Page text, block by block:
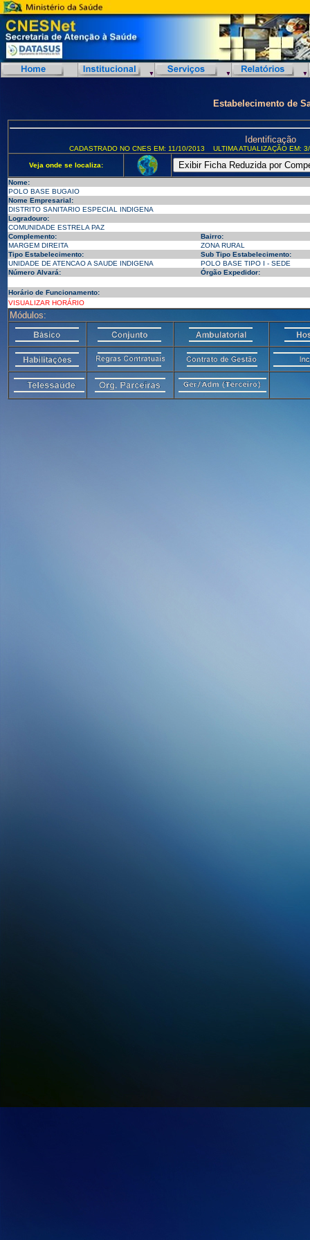
Estabelecimento de
Identificação
CADASTRADO NO CNES EM: 11/10/2013 ULTIMA ATUALIZAÇÃO EM:
Veja onde se localiza:
Nome:
POLO BASE BUGAIO
Nome Empresarial:
DISTRITO SANITARIO ESPECIAL INDIGENA
Logradouro:
COMUNIDADE ESTRELA PAZ
Complemento:
Bairro:
MARGEM DIREITA
ZONA RURAL
Tipo Estabelecimento:
Sub Tipo Estabelecimento:
UNIDADE DE ATENCAO A SAUDE INDIGENA
POLO BASE TIPO I - SEDE
Número Alvará:
Órgão Expedidor:
Horário de Funcionamento:
VISUALIZAR HORÁRIO
Módulos: